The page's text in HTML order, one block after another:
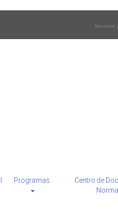
Servicios
Programas
Centro de